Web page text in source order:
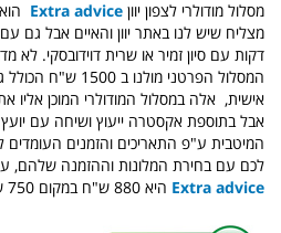
מסלול מודולרי לצפון יוון Extra advice
דקות עם סיון זמיר או שרית דוידובסקי. לא
המסלול הפרטני
אישית, אלה במסלול המודולרי המוכן אליו
אבל בתוספת אקסטרה ייעוץ ושיחה עם
המיטבית ע"פ התאריכים והזמנים העומדים
לכם עם בחירת המלונות וההזמנה שלהם,
Extra advice היא 880 ש"ח במקום 750 ש"ח ללא השיחה המקדימה.